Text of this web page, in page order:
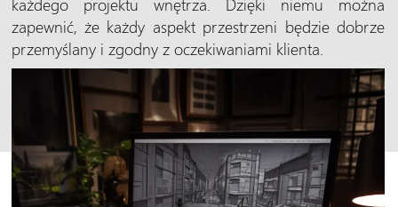
zapewnić, że każdy aspekt przestrzeni będzie dobrze
przemyślany i zgodny z oczekiwaniami klienta.